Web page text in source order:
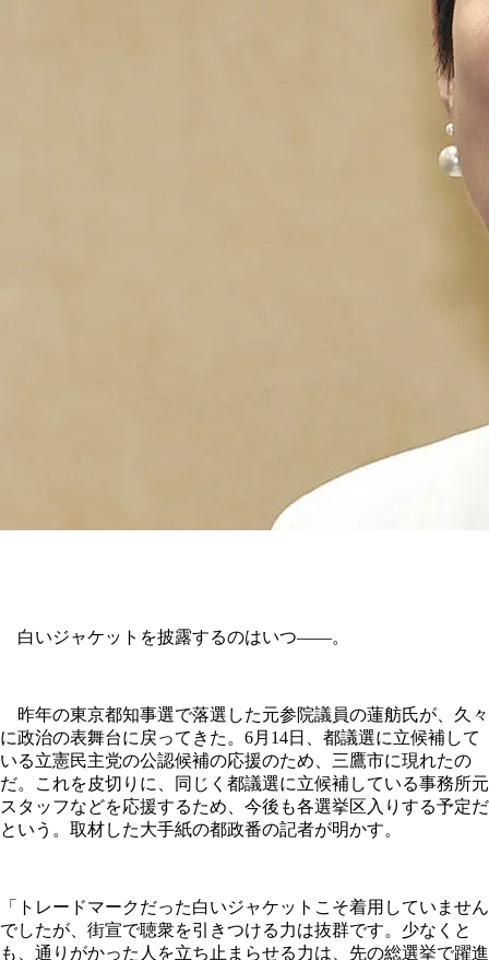
白いジャケットを披露するのはいつ――。
昨年の東京都知事選で落選した元参院議員の蓮舫氏が、久々
に政治の表舞台に戻ってきた。6月14日、都議選に立候補して
いる立憲民主党の公認候補の応援のため、三鷹市に現れたの
だ。これを皮切りに、同じく都議選に立候補している事務所元
スタッフなどを応援するため、今後も各選挙区入りする予定だ
という。取材した大手紙の都政番の記者が明かす。
「トレードマークだった白いジャケットこそ着用していません
でしたが、街宣で聴衆を引きつける力は抜群です。少なくと
も、通りがかった人を立ち止まらせる力は、先の総選挙で躍進